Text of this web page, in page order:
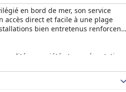
en bord de mer, son service
accès direct et facile à une plage
bien entretenus renforcent
sa variété et sa présentation.
plats régionaux et un café
positives pour ses repas de qualité,